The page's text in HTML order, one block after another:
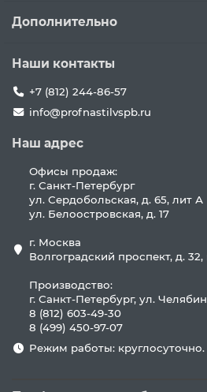
Дополнительно
Наши контакты
+7 (812) 244-86-57
info@profnastilvspb.ru
Наш адрес
Офисы продаж:
г. Санкт-Петербург
ул. Сердобольская, д. 65, лит А
ул. Белоостровская, д. 17
г. Москва
Волгоградский проспект, д. 32,
Производство:
г. Санкт-Петербург, ул.
8 (812) 603-49-30
8 (499) 450-97-07
Режим работы: круглосуточно.